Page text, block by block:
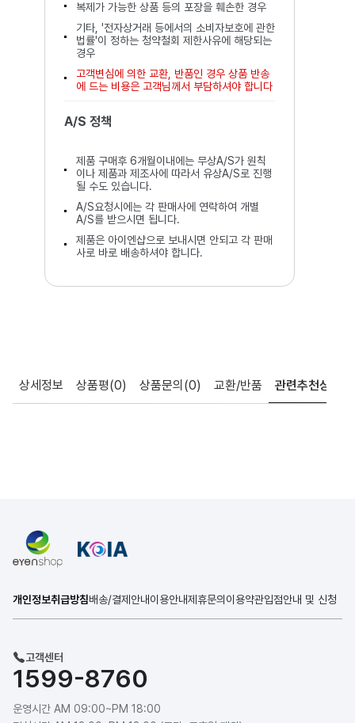
복제가 가능한 상품 등의 포장을 훼손한 경우
기타, '전자상거래 등에서의 소비자보호에 관한
법률'이 정하는 청약철회 제한사유에 해당되는
경우
고객변심에 의한 교환, 반품인 경우 상품 반송
에 드는 비용은 고객님께서 부담하셔야 합니다
A/S 정책
제품 구매후 6개월이내에는 무상A/S가 원칙
이나 제품과 제조사에 따라서 유상A/S로 진행
될 수도 있습니다.
A/S요청시에는 각 판매사에 연락하여 개별
A/S를 받으시면 됩니다.
제품은 아이엔샵으로 보내시면 안되고 각 판매
사로 바로 배송하셔야 합니다.
상세정보 상품평(0) 상품문의 (0) 교환/반품 관련추천상품
개인정보취급방침배송/결제안내이용안내제휴문의 이용약관입점안내 및 신청
고객센터
1599-8760
운영시간 AM 09:00~PM 18:00